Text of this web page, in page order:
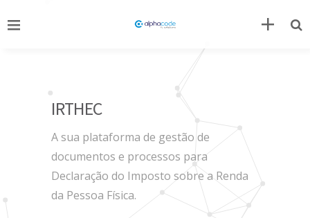
IRTHEC
A sua plataforma de gestão de
documentos e processos para
Declaração do Imposto sobre a Renda
da Pessoa Física.